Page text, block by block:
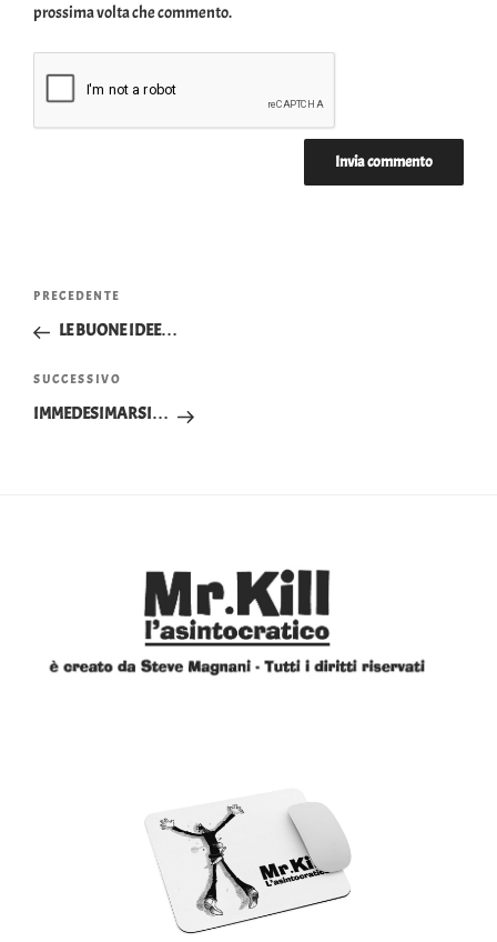
prossima volta che commento.
Articolo
precedente:
PRECEDENTE
LE BUONE IDEE…
Articolo
successivo
SUCCESSIVO
IMMEDESIMARSI…